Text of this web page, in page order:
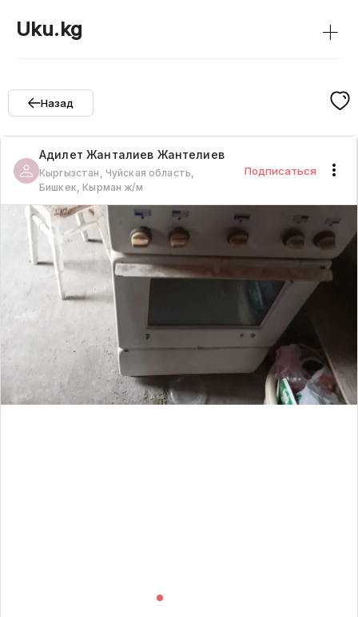
Uku.kg +
Назад
Адилет Жанталиев Жантелиев
Кыргызстан, Чуйская область,
Бишкек, Кырман ж/м
Подписаться